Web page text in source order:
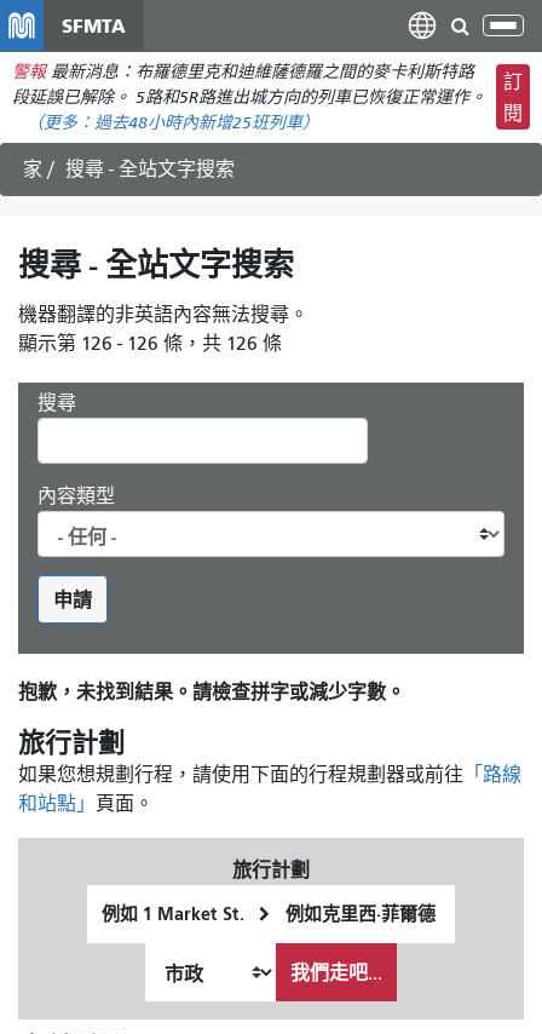
主
要
內
SFMTA
切
換
導
航
警報 最新消息：布羅德里克和迪維薩德羅之間的麥卡利斯特路
段延誤已解除。 5路和5R路進出城方向的列車已恢復正常運作。
（更多： 過去48小時內新增25班列車）
訂
閱
家 搜尋 - 全站文字搜索
搜尋 - 全站文字搜索
機器翻譯的非英語內容無法搜尋。
顯示第 126 - 126 條，共 126 條
搜尋
內容類型
申請
抱歉，未找到結果。請檢查拼字或減少字數。
旅行計劃
如果您想規劃行程，請使用下面的行程規劃器或前往 「路線
和站點」
頁面。
旅行計劃
起
始
終
點
的
我們走吧...